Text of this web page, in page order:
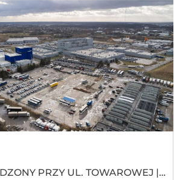
PRZY UL. TOWAROWEJ |